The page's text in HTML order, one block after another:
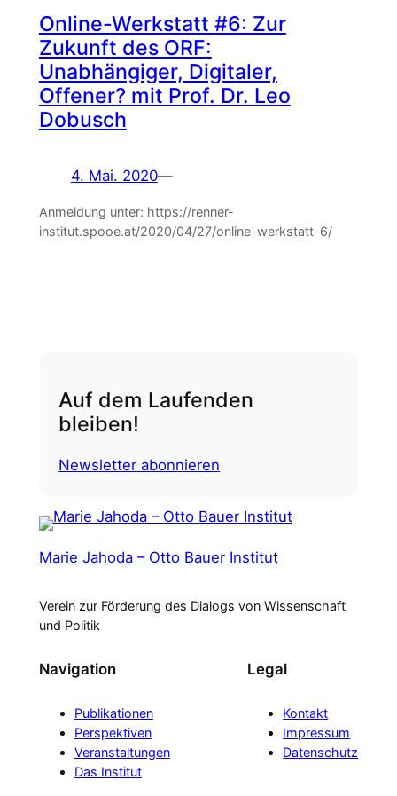
Online-Werkstatt #6: Zur
Zukunft des ORF:
Unabhängiger, Digitaler,
Offener? mit Prof. Dr. Leo
Dobusch
4. Mai. 2020—
Anmeldung unter: https://renner-
institut.spooe.at/2020/04/27/online-werkstatt-6/
Auf dem Laufenden
bleiben!
Newsletter abonnieren
Marie Jahoda – Otto Bauer Institut
Verein zur Förderung des Dialogs von Wissenschaft
und Politik
Navigation
Publikationen
Perspektiven
Veranstaltungen
Das Institut
Legal
Kontakt
Impressum
Datenschutz